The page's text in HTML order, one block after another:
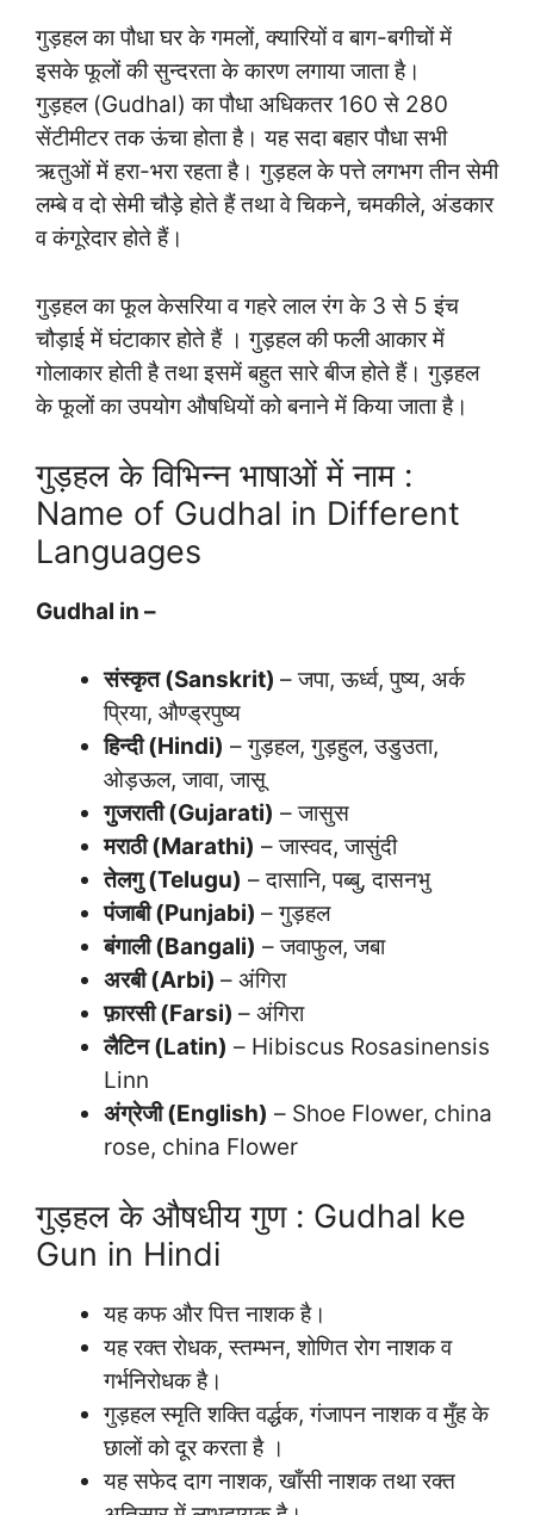
गुड़हल का पौधा घर के गमलों, क्यारियों व बाग-बगीचों में
इसके फूलों की सुन्दरता के कारण लगाया जाता है।
गुड़हल (Gudhal) का पौधा अधिकतर 160 से 280
सेंटीमीटर तक ऊंचा होता है। यह सदा बहार पौधा सभी
ऋतुओं में हरा-भरा रहता है। गुड़हल के पत्ते लगभग तीन सेमी
लम्बे व दो सेमी चौड़े होते हैं तथा वे चिकने, चमकीले, अंडकार
व कंगूरेदार होते हैं।
गुड़हल का फूल केसरिया व गहरे लाल रंग के 3 से 5 इंच
चौड़ाई में घंटाकार होते हैं । गुड़हल की फली आकार में
गोलाकार होती है तथा इसमें बहुत सारे बीज होते हैं। गुड़हल
के फूलों का उपयोग औषधियों को बनाने में किया जाता है।
गुड़हल के विभिन्न भाषाओं में नाम :
Name of Gudhal in Different
Languages
Gudhal in –
संस्कृत (Sanskrit) – जपा, ऊर्ध्व, पुष्य, अर्क
प्रिया, औण्ड्रपुष्य
हिन्दी (Hindi) – गुड़हल, गुड़हुल, उडुउता,
ओड़ऊल, जावा, जासू
गुजराती (Gujarati) – जासुस
मराठी (Marathi) – जास्वद, जासुंदी
तेलगु (Telugu) – दासानि, पब्बु, दासनभु
पंजाबी (Punjabi) – गुड़हल
बंगाली (Bangali) – जवाफुल, जबा
अरबी (Arbi) – अंगिरा
फ़ारसी (Farsi) – अंगिरा
लैटिन (Latin) – Hibiscus Rosasinensis
Linn
अंग्रेजी (English) – Shoe Flower, china
rose, china Flower
गुड़हल के औषधीय गुण : Gudhal ke
Gun in Hindi
यह कफ और पित्त नाशक है।
यह रक्त रोधक, स्तम्भन, शोणित रोग नाशक व
गर्भनिरोधक है।
गुड़हल स्मृति शक्ति वर्द्धक, गंजापन नाशक व मुँह के
छालों को दूर करता है ।
यह सफेद दाग नाशक, खाँसी नाशक तथा रक्त